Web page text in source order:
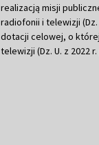
realizacją misji
radiofonii i telewizji (Dz.
dotacji celowej, o
telewizji (Dz. U. z 2022